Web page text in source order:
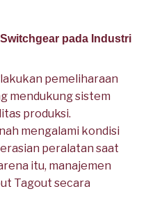
pada Industri
pemeliharaan
mendukung sistem
produksi.
mengalami kondisi
peralatan saat
itu, manajemen
Tagout secara